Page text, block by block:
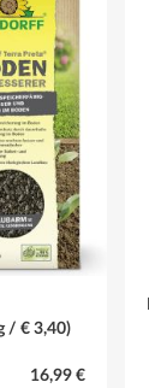
/ € 3,40)
16,99 €